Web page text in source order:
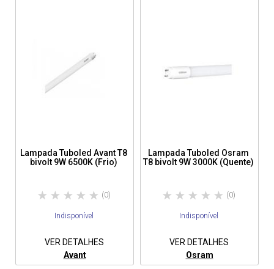
Lampada Tuboled Avant T8
bivolt 9W 6500K (Frio)
(0)
Indisponível
VER DETALHES
Avant
Lampada Tuboled Osram
T8 bivolt 9W 3000K (Quente)
(0)
Indisponível
VER DETALHES
Osram